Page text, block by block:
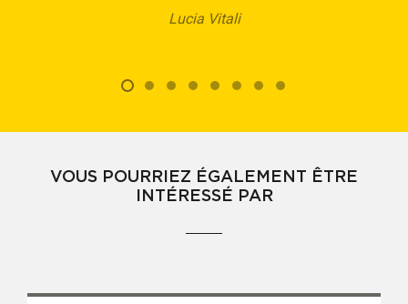
Lucia Vitali
VOUS POURRIEZ ÉGALEMENT ÊTRE
INTÉRESSÉ PAR